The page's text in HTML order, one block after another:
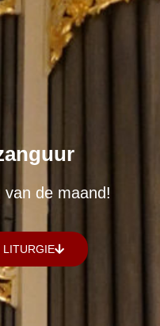
de maand!
LITURGIE